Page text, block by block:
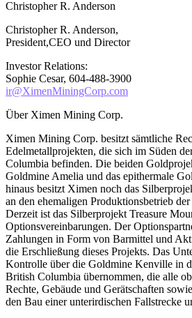
Christopher R. Anderson
Christopher R. Anderson,
President,CEO und Director
Investor Relations:
Sophie Cesar, 604-488-3900
ir@XimenMiningCorp.com
Über Ximen Mining Corp.
Ximen Mining Corp. besitzt sämtliche
Edelmetallprojekten, die sich im Süden
Columbia befinden. Die beiden
Goldmine Amelia und das epithermale
hinaus besitzt Ximen noch das
an den ehemaligen Produktionsbetrieb
Derzeit ist das Silberprojekt Treasure
Optionsvereinbarungen. Der
Zahlungen in Form von Barmittel und
die Erschließung dieses Projekts. Das
Kontrolle über die Goldmine Kenville in
British Columbia übernommen, die alle
Rechte, Gebäude und Gerätschaften
den Bau einer unterirdischen Fallstrecke